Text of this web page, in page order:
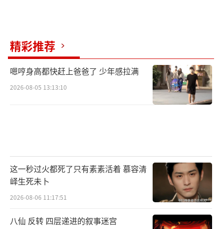
精彩推荐
嗯哼身高都快赶上爸爸了 少年感拉满
2026-08-05 13:13:10
这一秒过火都死了只有素素活着 慕容清
峄生死未卜
2026-08-06 11:17:51
八仙 反转 四层递进的叙事迷宫